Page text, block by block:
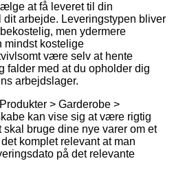
at få leveret til din
dit arbejde. Leveringstypen bliver
men ydermere
mindst kostelige
være selv at hente
falder med at du opholder dig
arbejdslager.
> Garderobe >
kan vise sig at være rigtig
bruge dine nye varer om et
komplet relevant at man
på det relevante